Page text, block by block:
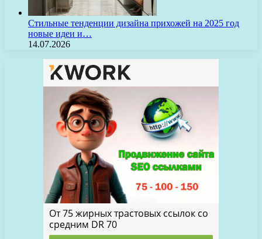
Стильные тенденции дизайна прихожей на 2025 год
новые идеи и…
14.07.2026